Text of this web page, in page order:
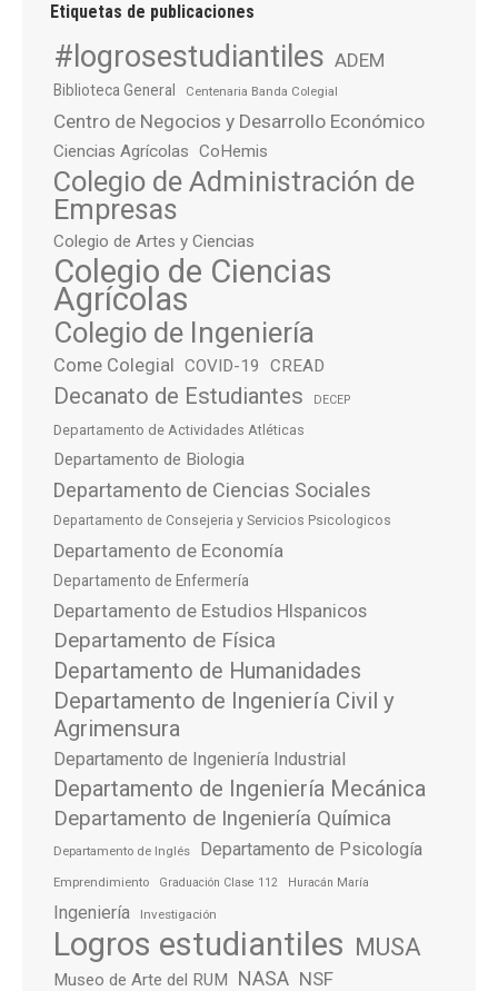
Etiquetas de publicaciones
#logrosestudiantiles ADEM
Biblioteca General Centenaria Banda Colegial
Centro de Negocios y Desarrollo Económico
Ciencias Agrícolas CoHemis
Colegio de Administración de
Empresas
Colegio de Artes y Ciencias
Colegio de Ciencias
Agrícolas
Colegio de Ingeniería
Come Colegial COVID-19 CREAD
Decanato de Estudiantes DECEP
Departamento de Actividades Atléticas
Departamento de Biologia
Departamento de Ciencias Sociales
Departamento de Consejeria y Servicios Psicologicos
Departamento de Economía
Departamento de Enfermería
Departamento de Estudios HIspanicos
Departamento de Física
Departamento de Humanidades
Departamento de Ingeniería Civil y
Agrimensura
Departamento de Ingeniería Industrial
Departamento de Ingeniería Mecánica
Departamento de Ingeniería Química
Departamento de Inglés Departamento de Psicología
Emprendimiento Graduación Clase 112 Huracán María
Ingeniería Investigación
Logros estudiantiles MUSA
Museo de Arte del RUM NASA NSF